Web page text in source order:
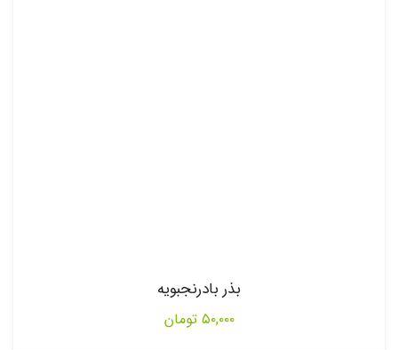
بذر بادرنجبویه
۵۰,۰۰۰ تومان